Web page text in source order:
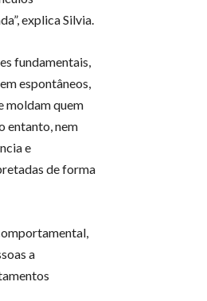
explica Silvia.
fundamentais,
espontâneos,
moldam quem
entanto, nem
e
de forma
a